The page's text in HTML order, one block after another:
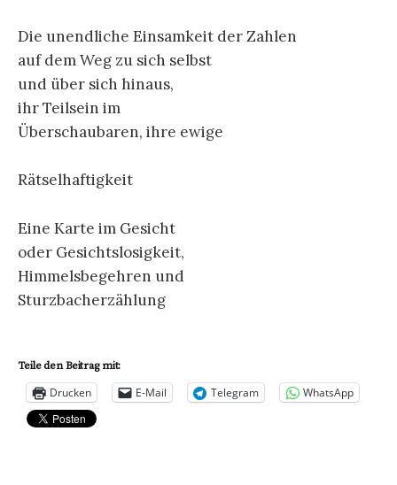
Die unendliche Einsamkeit der Zahlen
auf dem Weg zu sich selbst
und über sich hinaus,
ihr Teilsein im
Überschaubaren, ihre ewige
Rätselhaftigkeit
Eine Karte im Gesicht
oder Gesichtslosigkeit,
Himmelsbegehren und
Sturzbacherzählung
Teile den Beitrag mit:
Drucken E-Mail Telegram WhatsApp